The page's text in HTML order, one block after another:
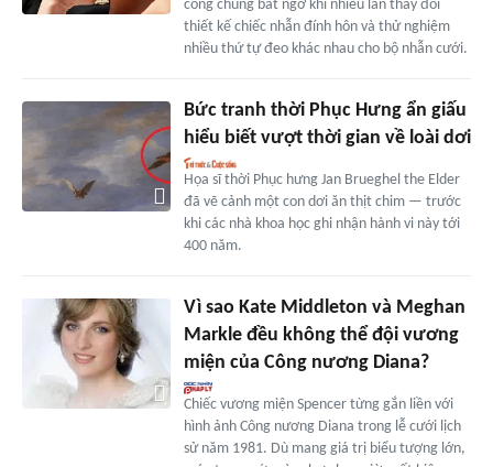
công chúng bất ngờ khi nhiều lần thay đổi
thiết kế chiếc nhẫn đính hôn và thử nghiệm
nhiều thứ tự đeo khác nhau cho bộ nhẫn cưới.
Bức tranh thời Phục Hưng ẩn giấu
hiểu biết vượt thời gian về loài dơi
Họa sĩ thời Phục hưng Jan Brueghel the Elder
đã vẽ cảnh một con dơi ăn thịt chim — trước
khi các nhà khoa học ghi nhận hành vi này tới
400 năm.
Vì sao Kate Middleton và Meghan
Markle đều không thể đội vương
miện của Công nương Diana?
Chiếc vương miện Spencer từng gắn liền với
hình ảnh Công nương Diana trong lễ cưới lịch
sử năm 1981. Dù mang giá trị biểu tượng lớn,